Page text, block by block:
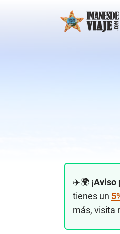
✈️🌍
tienes un
más, visita